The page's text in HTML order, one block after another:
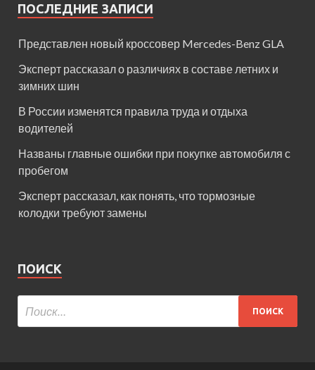
ПОСЛЕДНИЕ ЗАПИСИ
Представлен новый кроссовер Mercedes-Benz GLA
Эксперт рассказал о различиях в составе летних и
зимних шин
В России изменятся правила труда и отдыха
водителей
Названы главные ошибки при покупке автомобиля с
пробегом
Эксперт рассказал, как понять, что тормозные
колодки требуют замены
ПОИСК